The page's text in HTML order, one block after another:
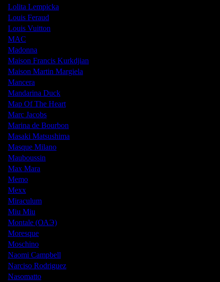
Lolita Lempicka
Louis Feraud
Louis Vuitton
MAC
Madonna
Maison Francis Kurkdjian
Maison Martin Margiela
Mancera
Mandarina Duck
Map Of The Heart
Marc Jacobs
Marina de Bourbon
Masaki Matsushima
Masque Milano
Mauboussin
Max Mara
Memo
Mexx
Miraculum
Miu Miu
Montale (ОАЭ)
Moresque
Moschino
Naomi Campbell
Narciso Rodriguez
Nasomatto